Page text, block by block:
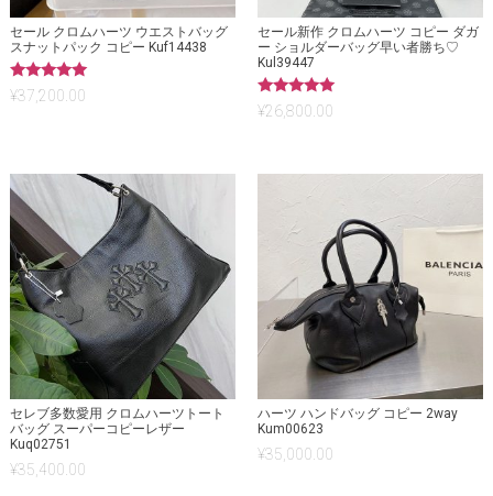
セール クロムハーツ ウエストバッグ
スナットパック コピー Kuf14438
5段階中
5.00
¥37,200.00
セール新作 クロムハーツ コピー ダガ
ー ショルダーバッグ早い者勝ち♡
Kul39447
5段階中
5.00
¥26,800.00
セレブ多数愛用 クロムハーツトート
バッグ スーパーコピーレザー
Kuq02751
¥35,400.00
ハーツ ハンドバッグ コピー 2way
Kum00623
¥35,000.00